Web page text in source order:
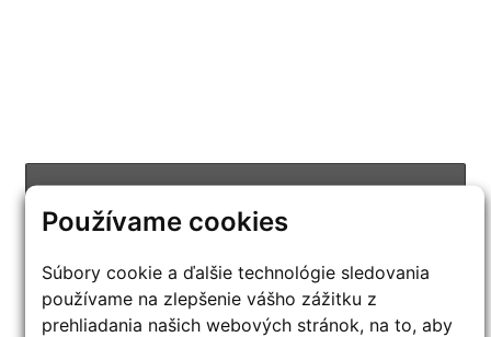
Používame cookies
Súbory cookie a ďalšie technológie sledovania
používame na zlepšenie vášho zážitku z
prehliadania našich webových stránok, na to, aby
CENOVÉ BOMBY :-)
CHCEM VIAC INFO